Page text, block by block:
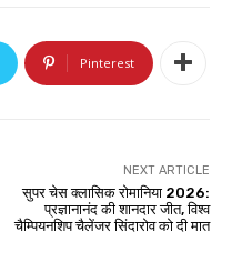
Pinterest
NEXT ARTICLE
सुपर चेस क्लासिक रोमानिया 2026:
प्रज्ञानानंद की शानदार जीत, विश्व
चैम्पियनशिप चैलेंजर सिंदारोव को दी मात